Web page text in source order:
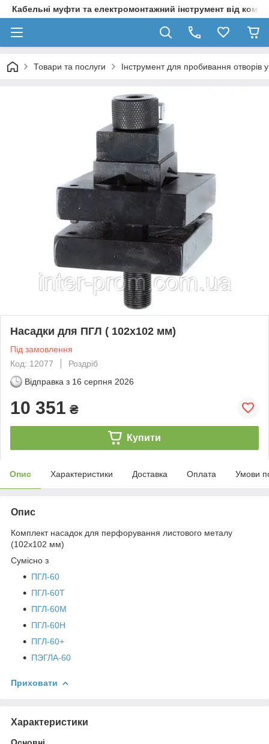
Кабельні муфти та електромонтажний інструмент від
Товари та послуги Інструмент для пробивання отворів
Насадки для ПГЛ ( 102х102 мм)
Під замовлення
Код: 12077
Роздріб
Відправка з 16 серпня 2026
10 351 ₴
Купити
Опис Характеристики Доставка Оплата Умови
Опис
Комплект насадок для перфорування листового металу
(102х102 мм)
Сумісно з
ПГЛ-60
ПГЛ-60Т
ПГЛ-60М
ПГЛ-60Н
ПГЛ-60+
ПЭГЛА-60
Приховати
Характеристики
Основні